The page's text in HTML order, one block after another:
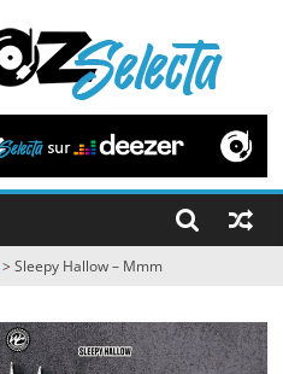
>Sleepy Hallow – Mmm